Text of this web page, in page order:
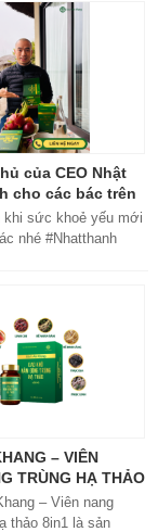
của CEO Nhật
cho các bác trên
khi sức khoẻ yếu mới
nhé #Nhatthanh
#nhatthanhbak
– VIÊN
TRÙNG HẠ THẢO
SỨC KHỎE
– Viên nang
thảo 8in1 là sản